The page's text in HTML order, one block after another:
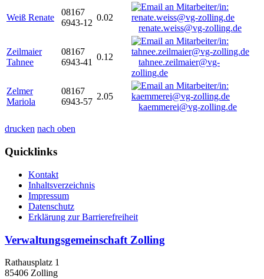
Weiß Renate
08167
6943-12
0.02
renate.weiss@vg-zolling.de
Zeilmaier
Tahnee
08167
6943-41
0.12
tahnee.zeilmaier@vg-
zolling.de
Zelmer
Mariola
08167
6943-57
2.05
kaemmerei@vg-zolling.de
drucken nach oben
Quicklinks
Kontakt
Inhaltsverzeichnis
Impressum
Datenschutz
Erklärung zur Barrierefreiheit
Verwaltungsgemeinschaft Zolling
Rathausplatz 1
85406 Zolling